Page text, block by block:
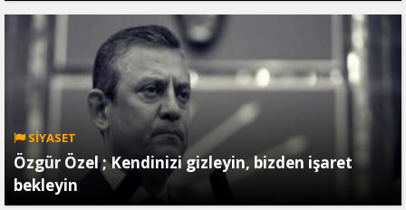
SİYASET
Özgür Özel ; Kendinizi gizleyin, bizden işaret
bekleyin